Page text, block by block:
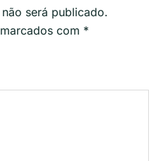
será publicado.
com *